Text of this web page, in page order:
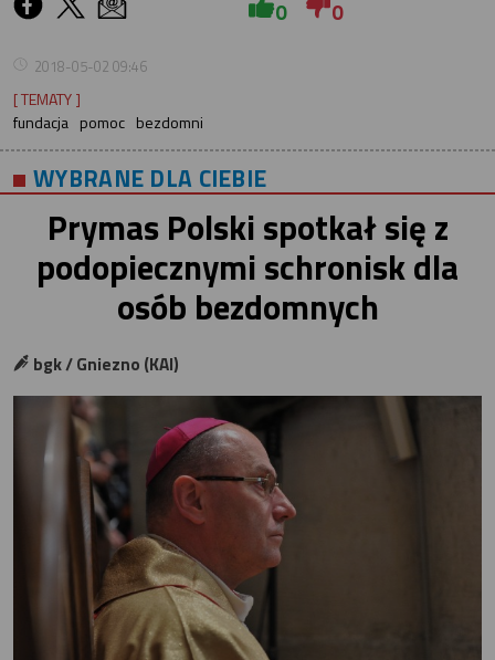
0 0
2018-05-02 09:46
[ TEMATY ]
fundacja pomoc bezdomni
WYBRANE DLA CIEBIE
Prymas Polski spotkał się z
podopiecznymi schronisk dla
osób bezdomnych
bgk / Gniezno (KAI)